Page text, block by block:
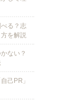
る？志
を解説
ない？
己PR」